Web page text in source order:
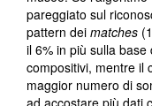
pareggiato sul
pattern dei matches
il 6% in più sulla
compositivi, mentre il
maggior numero di